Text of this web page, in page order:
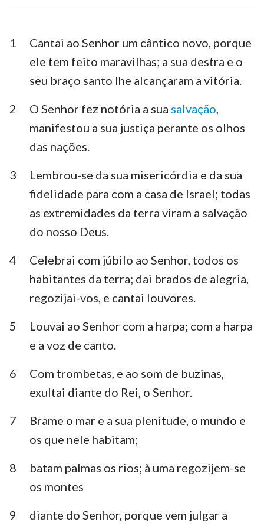
Esdras Neemias
Ester Jó
Salmos Provérbios
Eclesiastes Cânticos
Isaías Jeremias
Lamentações
Daniel Oséias
Joel Amós
Obadias Jonas
Habacuque Sofonias
Ageu Zacarias
Malaquias
1 2 3 4 5 6
7
8
9
15
16 17 20
1
Cantai ao Senhor um cântico novo, porque
ele tem feito maravilhas; a sua destra e o
seu braço santo lhe alcançaram a vitória.
2
O Senhor fez notória a sua salvação
manifestou a sua justiça perante os olhos
das nações.
3
Lembrou-se da sua misericórdia e da sua
fidelidade para com a casa de Israel; todas
as extremidades da terra viram a salvação
do nosso Deus.
4
Celebrai com júbilo ao Senhor, todos os
habitantes da terra; dai brados de alegria,
regozijai-vos, e cantai louvores.
5
Louvai ao Senhor com a harpa; com a harpa
e a voz de canto.
6
Com trombetas, e ao som de buzinas,
exultai diante do Rei, o Senhor.
7
Brame o mar e a sua plenitude, o mundo e
os que nele habitam;
8
batam palmas os rios; à uma regozijem-se
os montes
9
diante do Senhor, porque vem julgar a